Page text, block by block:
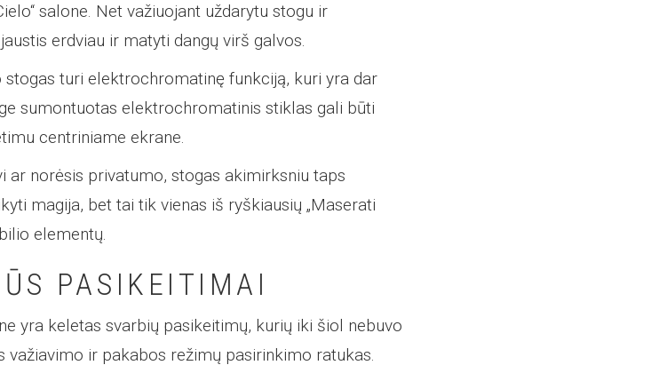
salone. Net važiuojant uždarytu stogu ir
erdviau ir matyti dangų virš galvos.
turi elektrochromatinę funkciją, kuri yra dar
sumontuotas elektrochromatinis stiklas gali būti
centriniame ekrane.
ar norėsis privatumo, stogas akimirksniu taps
magija, bet tai tik vienas iš ryškiausių „Maserati
elementų.
PASIKEITIMAI
yra keletas svarbių pasikeitimų, kurių iki šiol nebuvo
važiavimo ir pakabos režimų pasirinkimo ratukas.